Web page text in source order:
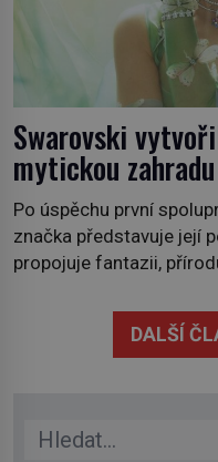
Swarovski
mytickou zahradu
Po úspěchu první
značka představuje její
propojuje fantazii,
třicítka šperků působí
Spolupráce meziDALŠÍ